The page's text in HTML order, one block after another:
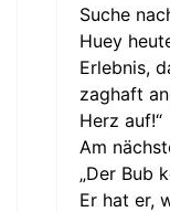
Suche
Huey
Erlebnis,
zaghaft
Herz auf!“
Am
„Der Bub
Er hat er,